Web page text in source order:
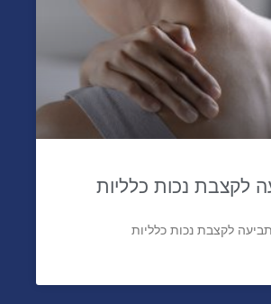
לקצבת נכות כלליות
תביעה לקצבת נכות כלליות